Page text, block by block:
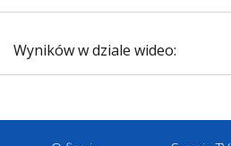
Wyników w dziale wideo: